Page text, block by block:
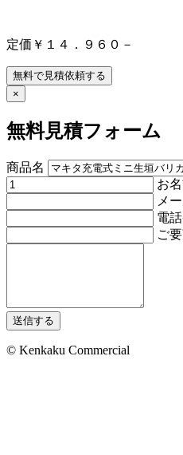
定価￥１４．９６０－
無料で見積依頼する
×
無料見積フォーム
商品名
お
メ
電
ご
送信する
© Kenkaku Commercial